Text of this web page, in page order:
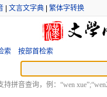
| 文言文字典| 繁体字转换
索 按部首检索
持拼音查询，例：“wen